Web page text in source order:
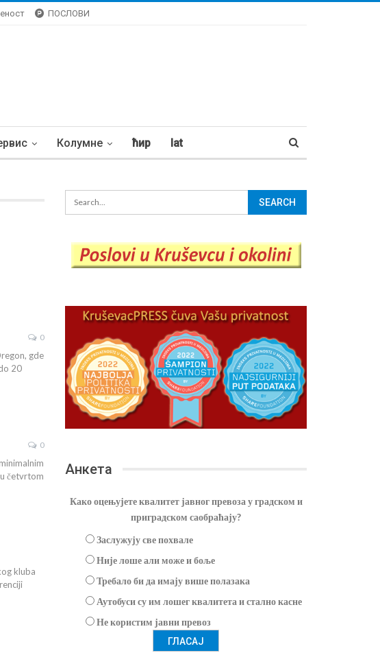
ПОСЛОВИ
Колумне ћир lat
0
gde
20
0
četvrtom
kluba
Анкета
Како оцењујете квалитет јавног превоза у градском и
приградском саобраћају?
Заслужују све похвале
Није лоше али може и боље
Требало би да имају више полазака
Аутобуси су им лошег квалитета и стално касне
Не користим јавни превоз